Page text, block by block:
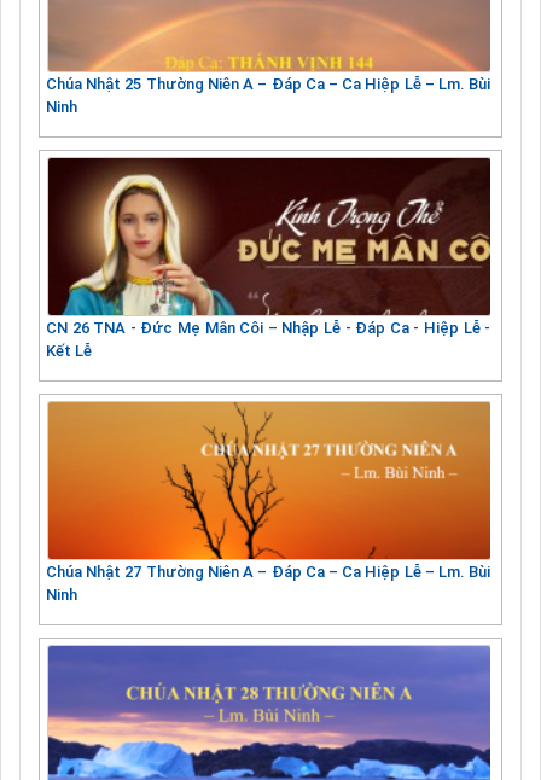
Chúa Nhật 25 Thường Niên A – Đáp Ca – Ca Hiệp Lễ – Lm. Bùi
Ninh
CN 26 TNA - Đức Mẹ Mân Côi – Nhập Lễ - Đáp Ca - Hiệp Lễ -
Kết Lễ
Chúa Nhật 27 Thường Niên A – Đáp Ca – Ca Hiệp Lễ – Lm. Bùi
Ninh